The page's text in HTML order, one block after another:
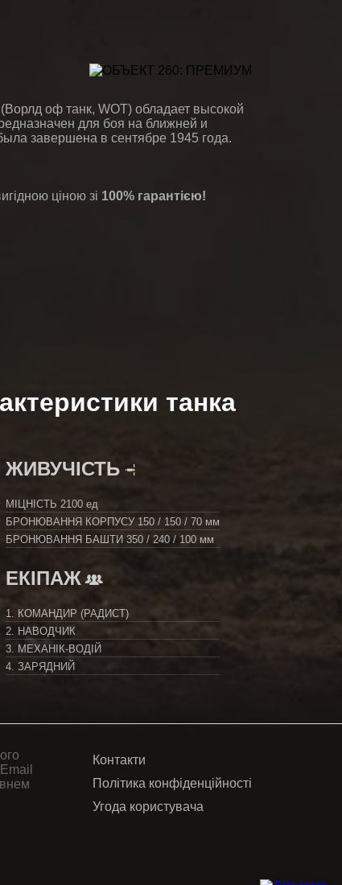
оф танк, WOT) обладает высокой
для боя на ближней и
завершена в сентябре 1945 года.
ціною зі 100% гарантією!
танка
ЖИВУЧІСТЬ
МІЦНІСТЬ 2100 ед
БРОНЮВАННЯ КОРПУСУ 150 / 150 / 70 мм
БРОНЮВАННЯ БАШТИ 350 / 240 / 100 мм
ЕКІПАЖ
1. КОМАНДИР (РАДИСТ)
2. НАВОДЧИК
3. МЕХАНІК-ВОДІЙ
4. ЗАРЯДНИЙ
Контакти
Політика конфіденційності
Угода користувача